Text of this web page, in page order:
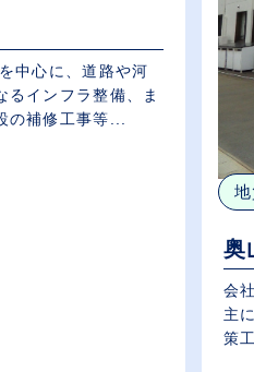
るインフラ整備、ま
の補修工事等...
奥
会
主
策